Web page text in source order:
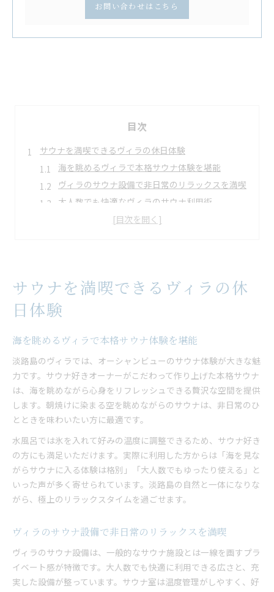
お問い合わせはこちら
目次
サウナを満喫できるヴィラの休日体験
海を眺めるヴィラで本格サウナ体験を堪能
ヴィラのサウナ設備で非日常のリラックスを満喫
大人数でも快適なヴィラのサウナ利用術
サウナ付きヴィラで過ごす贅沢な休日時間
快適な空間が魅力の淡路島ヴィラ選び方
グループ旅行が盛り上がる広々ヴィラの魅力
淡路島ヴィラで大人数宿泊が快適な理由
自然と調和したバーベキュー滞在のすすめ
自然に包まれたヴィラでバーベキューを楽しむ
ヴィラの専用スペースで快適バーベキュー体験
淡路島の自然を感じるアウトドアバーベキュー
大人数で盛り上がるヴィラのバーベキュー利用術
バーベキューが引き立つヴィラ滞在の魅力
グループ旅行ならサウナ付きヴィラが最適
グループ向けヴィラでサウナと交流を満喫
サウナ付きヴィラがグループ旅行に人気の理由
サウナ体験でグループ旅行がより特別な思い出に
非日常を叶える淡路島ヴィラでの贅沢時間
淡路島ヴィラで叶う贅沢な非日常体験
サウナを満喫できるヴィラの休
日体験
海を眺めるヴィラで本格サウナ体験を堪能
淡路島のヴィラでは、オーシャンビューのサウナ体験が大きな魅
力です。サウナ好きオーナーがこだわって作り上げた本格サウナ
は、海を眺めながら心身をリフレッシュできる贅沢な空間を提供
します。朝焼けに染まる空を眺めながらのサウナは、非日常のひ
とときを味わいたい方に最適です。
水風呂では氷を入れて好みの温度に調整できるため、サウナ好き
の方にも満足いただけます。実際に利用した方からは「海を見な
がらサウナに入る体験は格別」「大人数でもゆったり使える」と
いった声が多く寄せられています。淡路島の自然と一体になりな
がら、極上のリラックスタイムを過ごせます。
ヴィラのサウナ設備で非日常のリラックスを満喫
ヴィラのサウナ設備は、一般的なサウナ施設とは一線を画すプラ
イベート感が特徴です。大人数でも快適に利用できる広さと、充
実した設備が整っています。サウナ室は温度管理がしやすく、好